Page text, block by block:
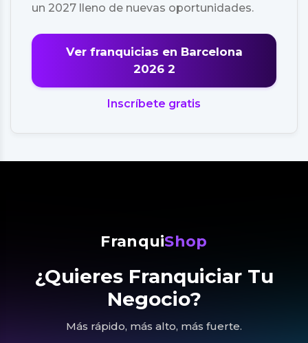
un 2027 lleno de nuevas oportunidades.
Ver franquicias en Barcelona
2026 2
Inscríbete gratis
FranquiShop
¿Quieres Franquiciar Tu
Negocio?
Más rápido, más alto, más fuerte.